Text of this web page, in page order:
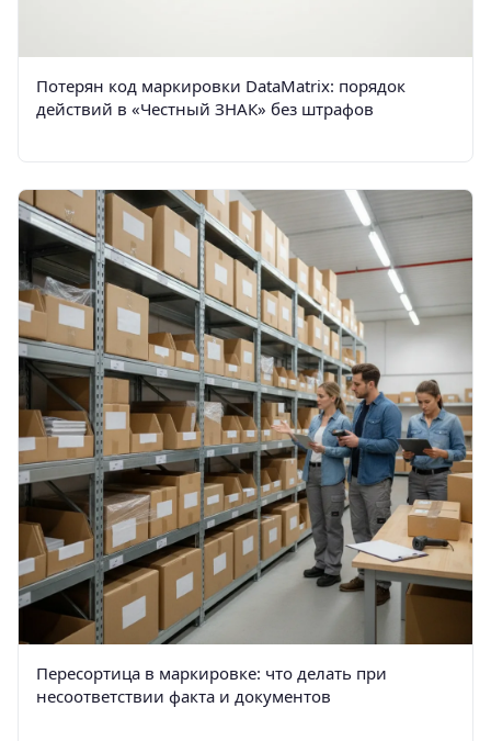
Потерян код маркировки DataMatrix: порядок
действий в «Честный ЗНАК» без штрафов
Пересортица в маркировке: что делать при
несоответствии факта и документов